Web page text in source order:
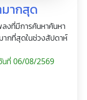
ากสุด
งที่มีการค้นหาค้นหา
กที่สุดในช่วงสัปดาห์
นที่ 06/08/2569